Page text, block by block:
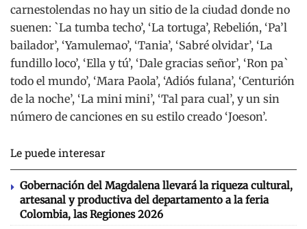
carnestolendas no hay un sitio de la ciudad donde no
suenen: `La tumba techo’, ‘La tortuga’, Rebelión, ‘Pa’l
bailador’, ‘Yamulemao’, ‘Tania’, ‘Sabré olvidar’, ‘La
fundillo loco’, ‘Ella y tú’, ‘Dale gracias señor’, ‘Ron pa`
todo el mundo’, ‘Mara Paola’, ‘Adiós fulana’, ‘Centurión
de la noche’, ‘La mini mini’, ‘Tal para cual’, y un sin
número de canciones en su estilo creado ‘Joeson’.
Le puede interesar
Gobernación del Magdalena llevará la riqueza cultural,
artesanal y productiva del departamento a la feria
Colombia, las Regiones 2026